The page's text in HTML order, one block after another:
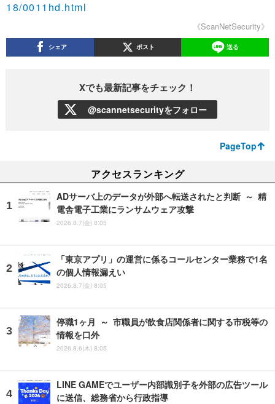
18/0011hd.html
《ScanNetSecurity》
シェア ポスト 送る
Xでも最新記事をチェック！
@scannetsecurityをフォロー
PageTop
アクセスランキング
ADサーバ上のデータが外部へ転送されたと判断 ～ 精
電舎電子工業にランサムウェア攻撃
2026.8.7(金) 8:05
「東京アプリ」の運営に係るコールセンター業務で1名
の個人情報漏えい
2026.8.7(金) 8:05
停職1ヶ月 ～ 市職員が飲食店関係者に関する市税等の
情報を口外
2026.8.6(木) 8:05
LINE GAMEでユーザー内部識別子を外部の広告ツール
に送信、総務省から行政指導